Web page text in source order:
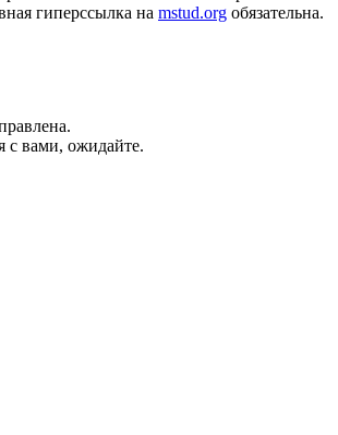
гиперссылка на mstud.org обязательна.
с вами, ожидайте.